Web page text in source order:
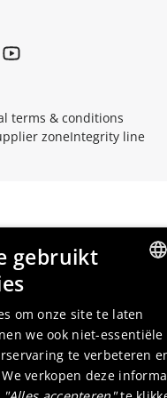
terms & conditions
zoneIntegrity line
gebruikt
om onze site te laten
we ook niet-essentiële
te verbeteren
verkopen deze